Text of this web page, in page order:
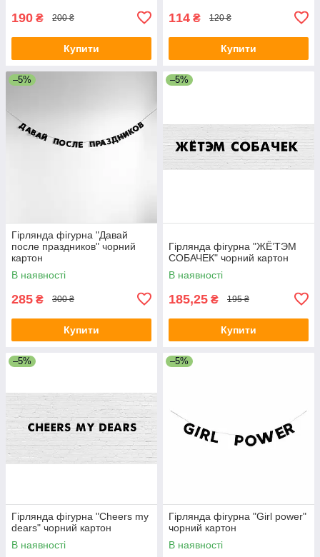
190 ₴ 200 ₴
Купити
114 ₴ 120 ₴
Купити
–5%
Гірлянда фігурна "Давай
после праздников" чорний
картон
В наявності
285 ₴ 300 ₴
Купити
–5%
Гірлянда фігурна "ЖЁ’ТЭМ
СОБАЧЕК" чорний картон
В наявності
185,25 ₴ 195 ₴
Купити
–5%
Гірлянда фігурна "Cheers my
dears" чорний картон
В наявності
–5%
Гірлянда фігурна "Girl power"
чорний картон
В наявності